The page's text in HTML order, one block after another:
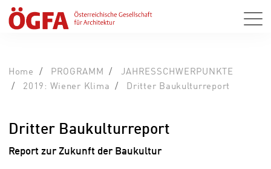
Home PROGRAMM
JAHRESSCHWERPUNKTE
2019: Wiener Klima
Dritter Baukulturreport
Dritter Baukulturreport
Report zur Zukunft der Baukultur